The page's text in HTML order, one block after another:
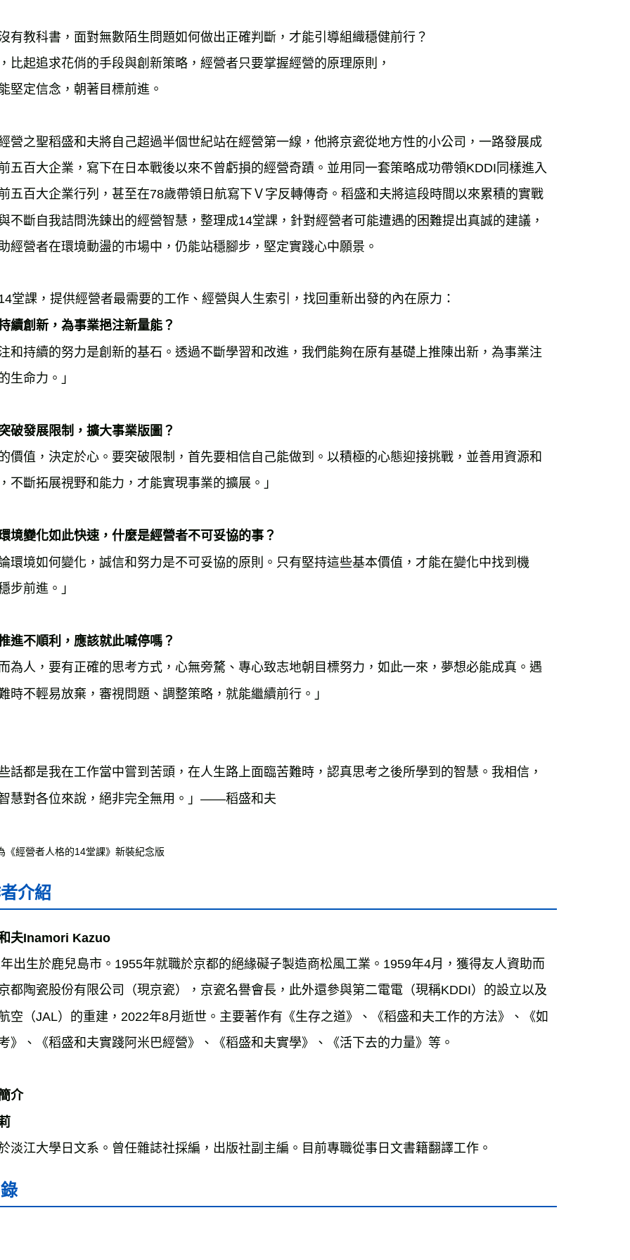
有教科書，面對無數陌生問題如何做出正確判斷，才能引導組織穩健前行？
比起追求花俏的手段與創新策略，經營者只要掌握經營的原理原則，
堅定信念，朝著目標前進。
營之聖稻盛和夫將自己超過半個世紀站在經營第一線，他將京瓷從地方性的小公司，一路發展成
五百大企業，寫下在日本戰後以來不曾虧損的經營奇蹟。並用同一套策略成功帶領KDDI同樣進入
五百大企業行列，甚至在78歲帶領日航寫下Ｖ字反轉傳奇。稻盛和夫將這段時間以來累積的實戰
不斷自我詰問洗鍊出的經營智慧，整理成14堂課，針對經營者可能遭遇的困難提出真誠的建議，
經營者在環境動盪的市場中，仍能站穩腳步，堅定實踐心中願景。
堂課，提供經營者最需要的工作、經營與人生索引，找回重新出發的內在原力：
續創新，為事業挹注新量能？
和持續的努力是創新的基石。透過不斷學習和改進，我們能夠在原有基礎上推陳出新，為事業注
生命力。」
破發展限制，擴大事業版圖？
價值，決定於心。要突破限制，首先要相信自己能做到。以積極的心態迎接挑戰，並善用資源和
不斷拓展視野和能力，才能實現事業的擴展。」
境變化如此快速，什麼是經營者不可妥協的事？
環境如何變化，誠信和努力是不可妥協的原則。只有堅持這些基本價值，才能在變化中找到機
步前進。」
進不順利，應該就此喊停嗎？
為人，要有正確的思考方式，心無旁騖、專心致志地朝目標努力，如此一來，夢想必能成真。遇
時不輕易放棄，審視問題、調整策略，就能繼續前行。」
話都是我在工作當中嘗到苦頭，在人生路上面臨苦難時，認真思考之後所學到的智慧。我相信，
慧對各位來說，絕非完全無用。」——稻盛和夫
《經營者人格的14堂課》新裝紀念版
介紹
夫Inamori Kazuo
出生於鹿兒島市。1955年就職於京都的絕緣礙子製造商松風工業。1959年4月，獲得友人資助而
都陶瓷股份有限公司（現京瓷），京瓷名譽會長，此外還參與第二電電（現稱KDDI）的設立以及
空（JAL）的重建，2022年8月逝世。主要著作有《生存之道》、《稻盛和夫工作的方法》、《如
》、《稻盛和夫實踐阿米巴經營》、《稻盛和夫實學》、《活下去的力量》等。
介
淡江大學日文系。曾任雜誌社採編，出版社副主編。目前專職從事日文書籍翻譯工作。